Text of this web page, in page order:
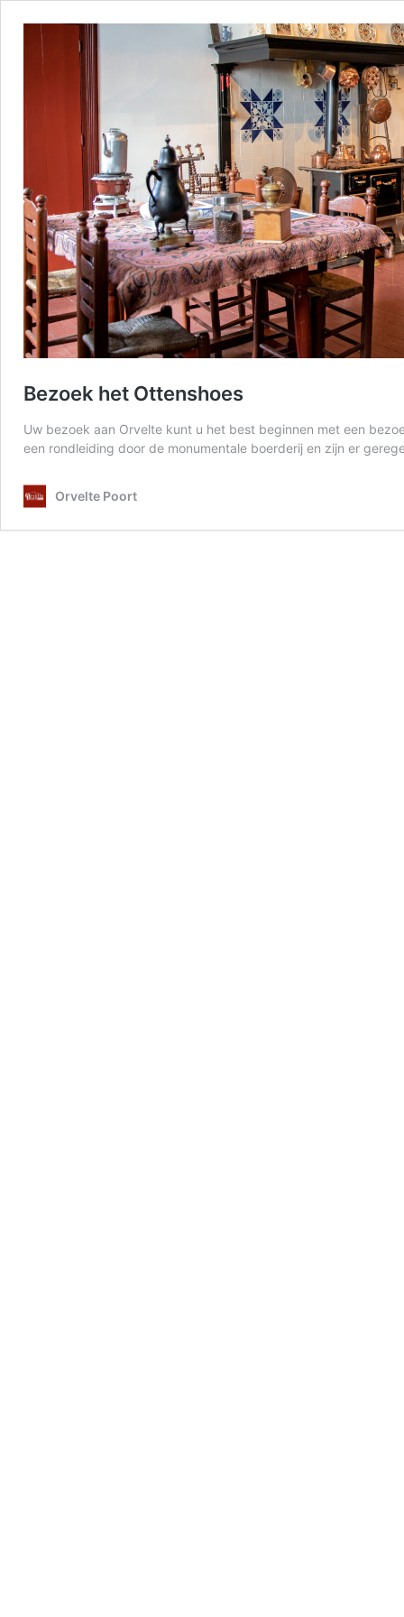
Bezoek het Ottenshoes
Uw bezoek aan Orvelte kunt u het best beginnen met een
een rondleiding door de monumentale boerderij en zijn er
Orvelte Poort